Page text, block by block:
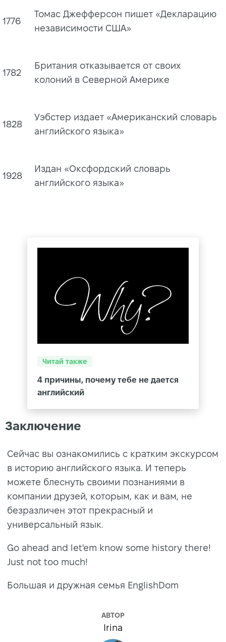
1776
Томас Джефферсон пишет «Декларацию
независимости США»
1782
Британия отказывается от своих
колоний в Северной Америке
1828
Уэбстер издает «Американский словарь
английского языка»
1928
Издан «Оксфордский словарь
английского языка»
Читай также
4 причины, почему тебе не дается
английский
Заключение
Сейчас вы ознакомились с кратким экскурсом
в историю английского языка. И теперь
можете блеснуть своими познаниями в
компании друзей, которым, как и вам, не
безразличен этот прекрасный и
универсальный язык.
Go ahead and let'em know some history there!
Just not too much!
Большая и дружная семья EnglishDom
АВТОР
Irina